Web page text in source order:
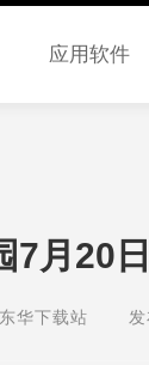
应用软件
7月20
华下载站